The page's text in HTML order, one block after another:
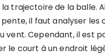
trajectoire de la balle.
il faut analyser les
vent. Cependant, il est
le court à un endroit